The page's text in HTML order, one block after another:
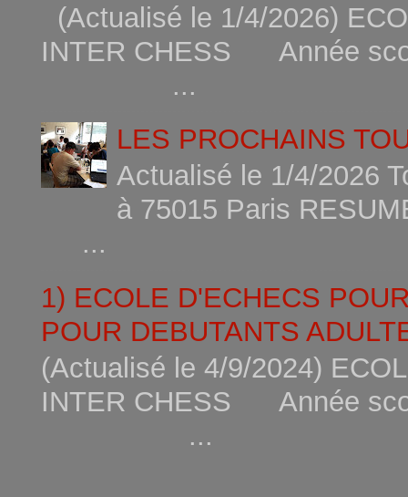
(Actualisé le 1/4/2026)
INTER CHESS Année
...
LES PROCHAINS
Actualisé le 1/4/2026
à 75015
...
1) ECOLE D'ECHECS
POUR DEBUTANTS
(Actualisé le 4/9/2024)
INTER CHESS Année
...